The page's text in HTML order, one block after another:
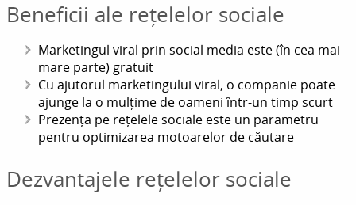
Beneficii ale rețelelor sociale
Marketingul viral prin social media este (în cea mai
mare parte) gratuit
Cu ajutorul marketingului viral, o companie poate
ajunge la o mulțime de oameni într-un timp scurt
Prezența pe rețelele sociale este un parametru
pentru optimizarea motoarelor de căutare
Dezvantajele rețelelor sociale